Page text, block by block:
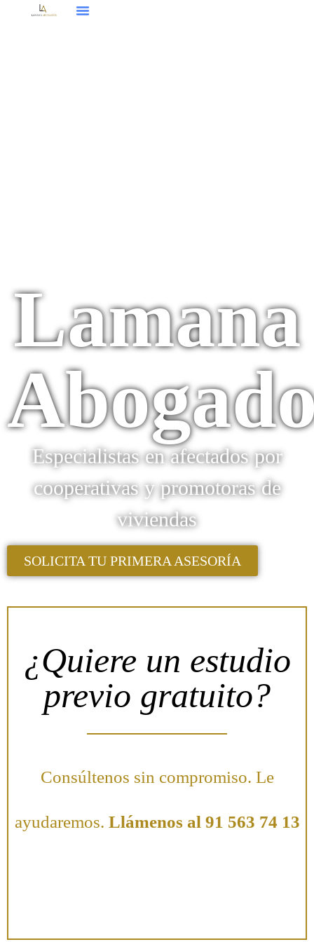
Lamana
Especialistas en afectados por
cooperativas y promotoras de
viviendas
SOLICITA TU PRIMERA ASESORÍA
¿Quiere un estudio
previo gratuito?
Consúltenos sin compromiso. Le
ayudaremos. Llámenos al 91 563 74 13